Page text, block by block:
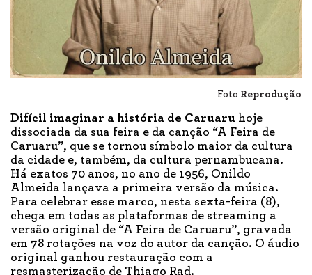
Foto Reprodução
Difícil imaginar a história de Caruaru hoje
dissociada da sua feira e da canção “A Feira de
Caruaru”, que se tornou símbolo maior da cultura
da cidade e, também, da cultura pernambucana.
Há exatos 70 anos, no ano de 1956, Onildo
Almeida lançava a primeira versão da música.
Para celebrar esse marco, nesta sexta-feira (8),
chega em todas as plataformas de streaming a
versão original de “A Feira de Caruaru”, gravada
em 78 rotações na voz do autor da canção. O áudio
original ganhou restauração com a
resmasterização de Thiago Rad.